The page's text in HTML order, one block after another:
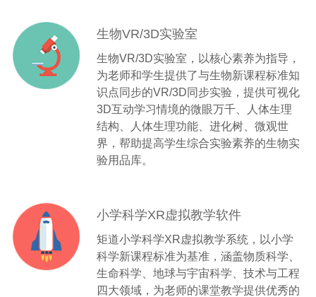
生物VR/3D实验室
生物VR/3D实验室，以核心素养为指导，
为老师和学生提供了与生物新课程标准知
识点同步的VR/3D同步实验，提供可视化
3D互动学习情境的微眼万千、人体生理
结构、人体生理功能、进化树、微观世
界，帮助提高学生综合实验素养的生物实
验用品库。
小学科学XR虚拟教学软件
矩道小学科学XR虚拟教学系统，以小学
科学新课程标准为基准，涵盖物质科学、
生命科学、地球与宇宙科学、技术与工程
四大领域，为老师的课堂教学提供优秀的